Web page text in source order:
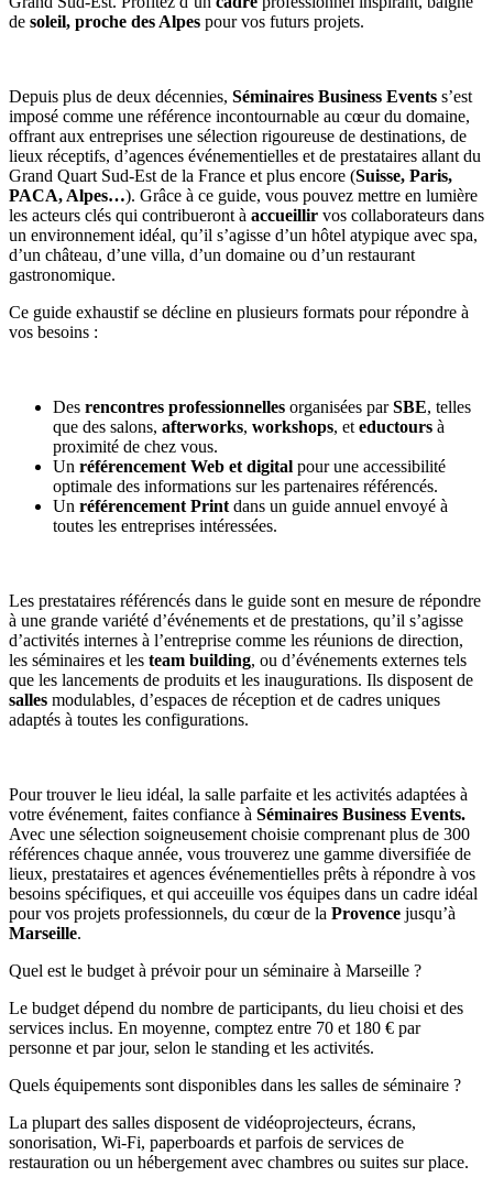
de soleil, proche des Alpes pour vos futurs projets.
Depuis plus de deux décennies, Séminaires Business Events s’est
imposé comme une référence incontournable au cœur du domaine,
offrant aux entreprises une sélection rigoureuse de destinations, de
lieux réceptifs, d’agences événementielles et de prestataires allant du
Grand Quart Sud-Est de la France et plus encore (Suisse, Paris,
PACA, Alpes…). Grâce à ce guide, vous pouvez mettre en lumière
les acteurs clés qui contribueront à accueillir vos collaborateurs dans
un environnement idéal, qu’il s’agisse d’un hôtel atypique avec spa,
d’un château, d’une villa, d’un domaine ou d’un restaurant
gastronomique.
Ce guide exhaustif se décline en plusieurs formats pour répondre à
vos besoins :
Des rencontres professionnelles organisées parSBE, telles
que des salons, afterworks, workshops, et eductours à
proximité de chez vous.
Un référencement Web et digital pour une accessibilité
optimale des informations sur les partenaires référencés.
Un référencement Print dans un guide annuel envoyé à
toutes les entreprises intéressées.
Les prestataires référencés dans le guide sont en mesure de répondre
à une grande variété d’événements et de prestations, qu’il s’agisse
d’activités internes à l’entreprise comme les réunions de direction,
les séminaires et les team building, ou d’événements externes tels
que les lancements de produits et les inaugurations. Ils disposent de
salles modulables, d’espaces de réception et de cadres uniques
adaptés à toutes les configurations.
Pour trouver le lieu idéal, la salle parfaite et les activités adaptées à
votre événement, faites confiance à Séminaires Business Events.
Avec une sélection soigneusement choisie comprenant plus de 300
références chaque année, vous trouverez une gamme diversifiée de
lieux, prestataires et agences événementielles prêts à répondre à vos
besoins spécifiques, et qui acceuille vos équipes dans un cadre idéal
pour vos projets professionnels, du cœur de la Provence jusqu’à
Marseille.
Quel est le budget à prévoir pour un séminaire à Marseille ?
Le budget dépend du nombre de participants, du lieu choisi et des
services inclus. En moyenne, comptez entre 70 et 180 € par
personne et par jour, selon le standing et les activités.
Quels équipements sont disponibles dans les salles de séminaire ?
La plupart des salles disposent de vidéoprojecteurs, écrans,
sonorisation, Wi-Fi, paperboards et parfois de services de
restauration ou un hébergement avec chambres ou suites sur place.